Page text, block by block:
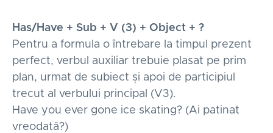
Has/Have + Sub + V (3) + Object + ?
Pentru a formula o întrebare la timpul prezent
perfect, verbul auxiliar trebuie plasat pe prim
plan, urmat de subiect și apoi de participiul
trecut al verbului principal (V3).
Have you ever gone ice skating? (Ai patinat
vreodată?)